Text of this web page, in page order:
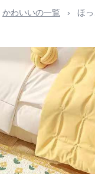
かわいいの一覧 › ほ